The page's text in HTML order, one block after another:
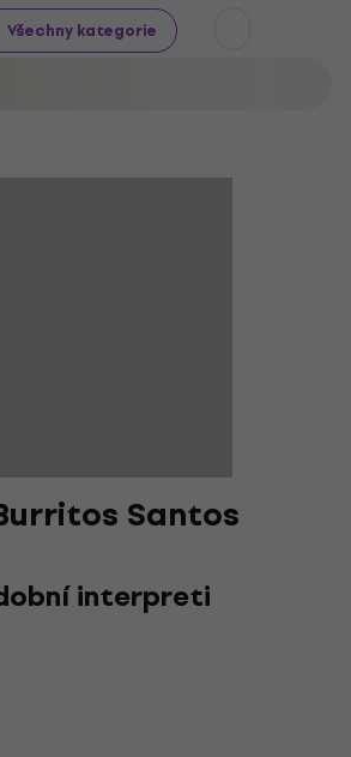
Všechny kategorie
Santos
interpreti